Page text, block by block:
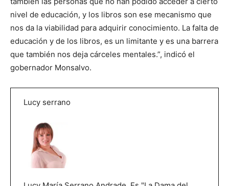
nivel de educación, y los libros son ese mecanismo que
nos da la viabilidad para adquirir conocimiento. La falta de
educación y de los libros, es un limitante y es una barrera
que también nos deja cárceles mentales.”, indicó el
gobernador Monsalvo.
Lucy serrano